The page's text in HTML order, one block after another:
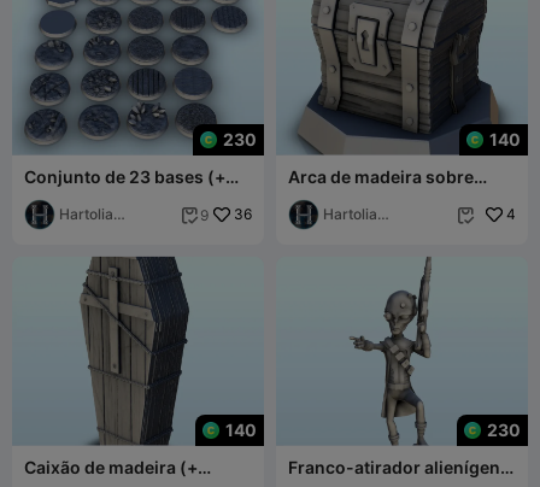
230
Conjunto de 23 bases (+
versão pré-suportada) (3)
- miniaturas w
Hartolia
 9 36
140
Arca de madeira sobre
base (+ versão pré-
suportada) (2) - miniatu
Hartolia
 4
140
Caixão de madeira (+
230
Franco-atirador alienígena